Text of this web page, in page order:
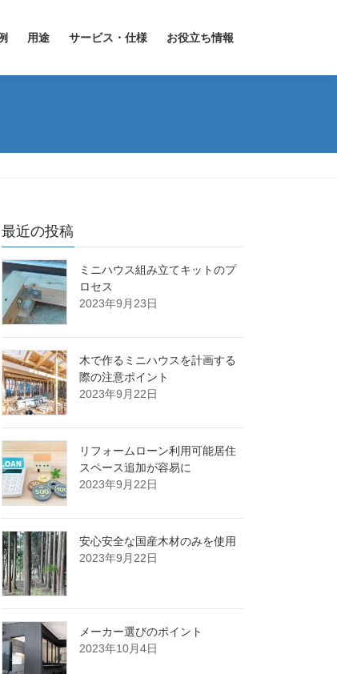
用途 サービス・仕様 お役立ち情報
最近の投稿
ミニハウス組み立てキットのプ
ロセス
2023年9月23日
木で作るミニハウスを計画する
際の注意ポイント
2023年9月22日
リフォームローン利用可能居住
スペース追加が容易に
2023年9月22日
安心安全な国産木材のみを使用
2023年9月22日
メーカー選びのポイント
2023年10月4日